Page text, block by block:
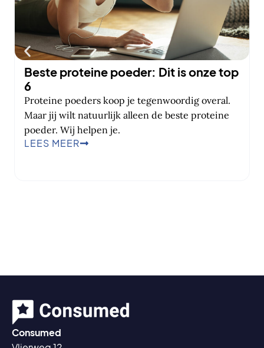
Beste proteine poeder: Dit is onze top
6
Proteine poeders koop je tegenwoordig overal.
Maar jij wilt natuurlijk alleen de beste proteine
poeder. Wij helpen je.
LEES MEER
Consumed